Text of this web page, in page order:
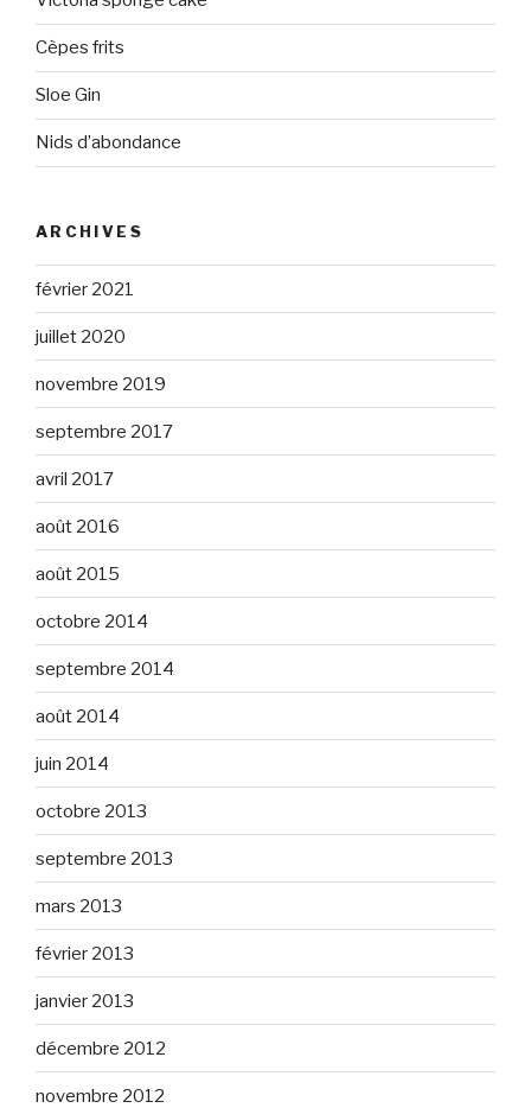
Cèpes frits
Sloe Gin
Nids d’abondance
ARCHIVES
février 2021
juillet 2020
novembre 2019
septembre 2017
avril 2017
août 2016
août 2015
octobre 2014
septembre 2014
août 2014
juin 2014
octobre 2013
septembre 2013
mars 2013
février 2013
janvier 2013
décembre 2012
novembre 2012